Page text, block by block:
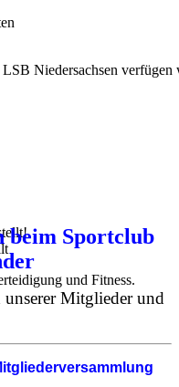
Niedersachsen
und Fitness.
Sportclub
Mitglieder und